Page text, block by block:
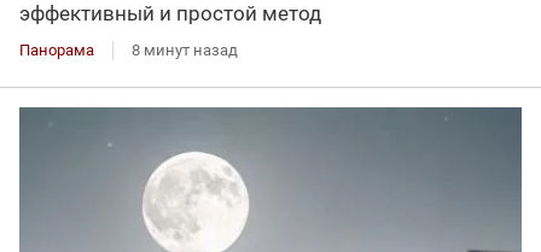
эффективный и простой метод
Панорама 8 минут назад